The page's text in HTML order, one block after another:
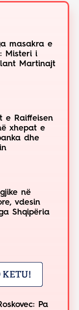
masakra e
Misteri i
Martinajt
e Raiffeisen
xhepat e
dhe
në
vdesin
Shqipëria
Pa